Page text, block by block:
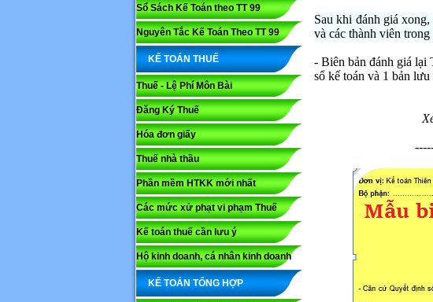
Sổ Sách Kế Toán theo TT 99
Nguyên Tắc Kế Toán Theo TT 99
KẾ TOÁN THUẾ
Thuế - Lệ Phí Môn Bài
Đăng Ký Thuế
Hóa đơn giấy
Thuế nhà thầu
Phần mềm HTKK mới nhất
Các mức xử phạt vi phạm Thuế
Kế toán thuế cần lưu ý
Hộ kinh doanh, cá nhân kinh doanh
KẾ TOÁN TỔNG HỢP
Sau khi đánh giá
và các thành viên
- Biên bản đánh giá lại
sổ kế toán và 1 bản
Nội dung bình luận*